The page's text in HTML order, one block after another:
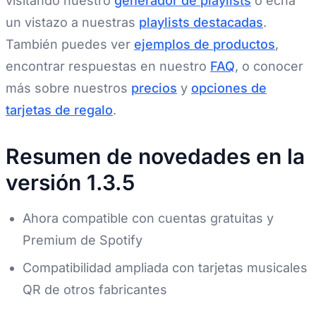
un vistazo a nuestras playlists destacadas.
También puedes ver ejemplos de productos,
encontrar respuestas en nuestro FAQ, o conocer
más sobre nuestros precios y opciones de
tarjetas de regalo.
Resumen de novedades en la
versión 1.3.5
Ahora compatible con cuentas gratuitas y
Premium de Spotify
Compatibilidad ampliada con tarjetas musicales
QR de otros fabricantes